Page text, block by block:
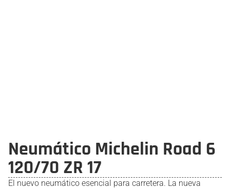
Neumático Michelin Road 6
120/70 ZR 17
El nuevo neumático esencial para carretera. La nueva